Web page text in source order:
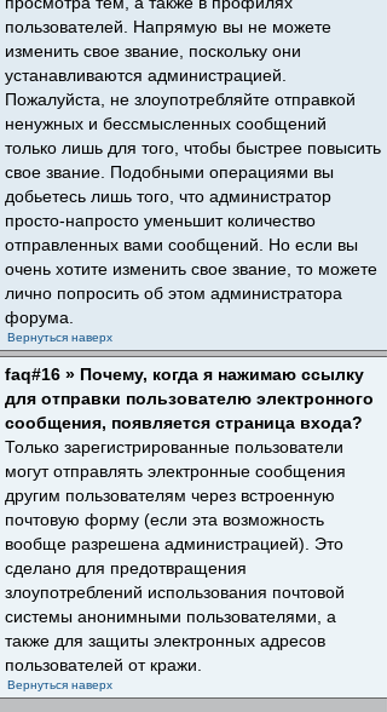
пользователей. Напрямую вы не можете
изменить свое звание, поскольку они
устанавливаются администрацией.
Пожалуйста, не злоупотребляйте отправкой
ненужных и бессмысленных сообщений
только лишь для того, чтобы быстрее повысить
свое звание. Подобными операциями вы
добьетесь лишь того, что администратор
просто-напросто уменьшит количество
отправленных вами сообщений. Но если вы
очень хотите изменить свое звание, то можете
лично попросить об этом администратора
форума.
Вернуться наверх
faq#16 » Почему, когда я нажимаю ссылку
для отправки пользователю электронного
сообщения, появляется страница входа?
Только зарегистрированные пользователи
могут отправлять электронные сообщения
другим пользователям через встроенную
почтовую форму (если эта возможность
вообще разрешена администрацией). Это
сделано для предотвращения
злоупотреблений использования почтовой
системы анонимными пользователями, а
также для защиты электронных адресов
пользователей от кражи.
Вернуться наверх